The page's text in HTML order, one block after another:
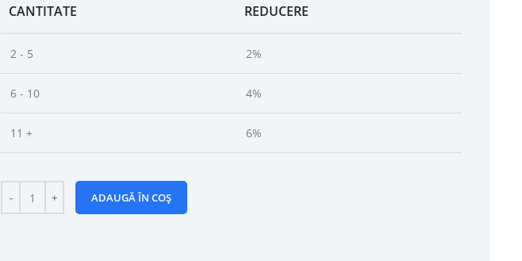
CANTITATE REDUCERE
2 - 5 2%
6 - 10 4%
11 + 6%
ADAUGĂ ÎN COȘ